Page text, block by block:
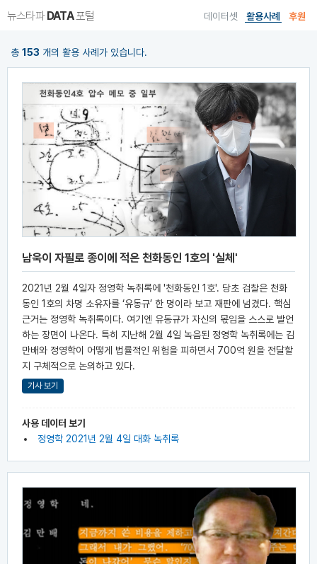
뉴스타파DATA포털 데이터셋 활용사례 후원
총 153 개의 활용 사례가 있습니다.
남욱이 자필로 종이에 적은 천화동인 1호의 '실체'
2021년 2월 4일자 정영학 녹취록에 '천화동인 1호'. 당초 검찰은 천화
동인 1호의 차명 소유자를 ‘유동규’ 한 명이라 보고 재판에 넘겼다. 핵심
근거는 정영학 녹취록이다. 여기엔 유동규가 자신의 몫임을 스스로 발언
하는 장면이 나온다. 특히 지난해 2월 4일 녹음된 정영학 녹취록에는 김
만배와 정영학이 어떻게 법률적인 위험을 피하면서 700억 원을 전달할
지 구체적으로 논의하고 있다.
기사 보기
사용 데이터 보기
정영학 2021년 2월 4일 대화 녹취록